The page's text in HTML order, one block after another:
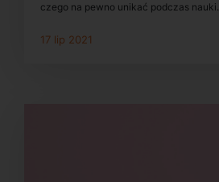
czego na pewno unikać podczas nauki.
17 lip 2021